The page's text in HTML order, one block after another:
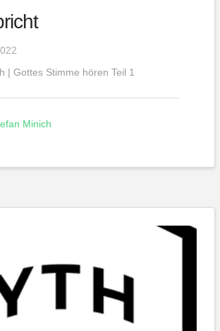
| Gottes Stimme hören Teil 1
Minich